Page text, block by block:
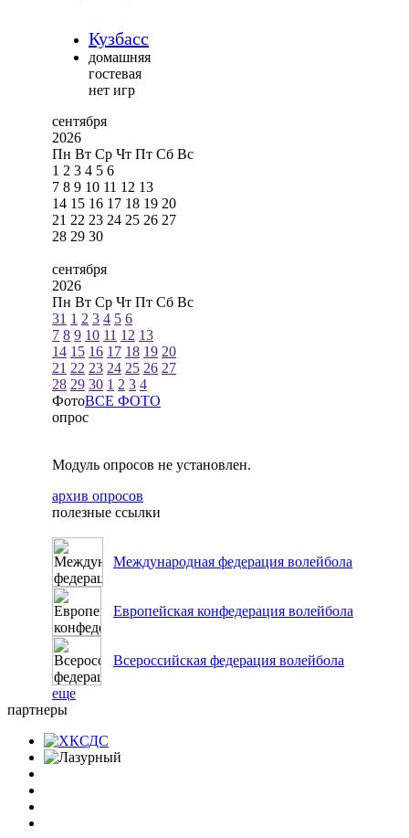
Кузбасс
домашняя
гостевая
нет игр
сентября
2026
Пн Вт Ср Чт Пт Сб Вс
1 2 3 4 5 6
7 8 9 10 11 12 13
14 15 16 17 18 19 20
21 22 23 24 25 26 27
28 29 30
сентября
2026
Пн Вт Ср Чт Пт Сб Вс
31 1 2 3 4 5 6
7 8 9 10 11 12 13
14 15 16 17 18 19 20
21 22 23 24 25 26 27
28 29 30 1 2 3 4
ФотоВСЕ ФОТО
опрос
Модуль опросов не установлен.
архив опросов
полезные ссылки
Международная федерация волейбола
Европейская конфедерация волейбола
Всероссийская федерация волейбола
еще
партнеры